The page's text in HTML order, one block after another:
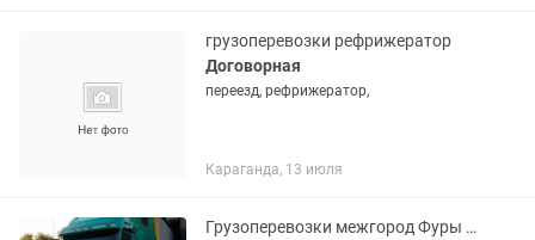
автопарке:...
грузоперевозки рефрижератор
Договорная
переезд, рефрижератор,
Караганда, 13 июля
Грузоперевозки межгород Фуры тентовки площадки камазы тралы